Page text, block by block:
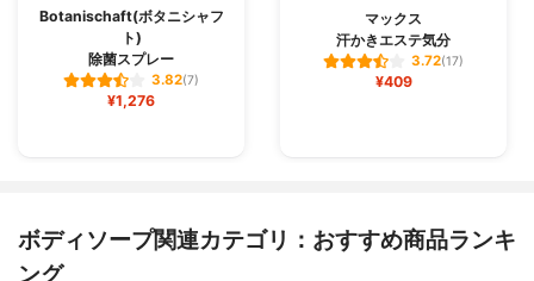
Botanischaft(ボタニシャフ
ト)
除菌スプレー
3.82(7)
¥1,276
マックス
汗かきエステ気分
3.72(17)
¥409
ボディソープ関連カテゴリ：おすすめ商品ランキ
ング